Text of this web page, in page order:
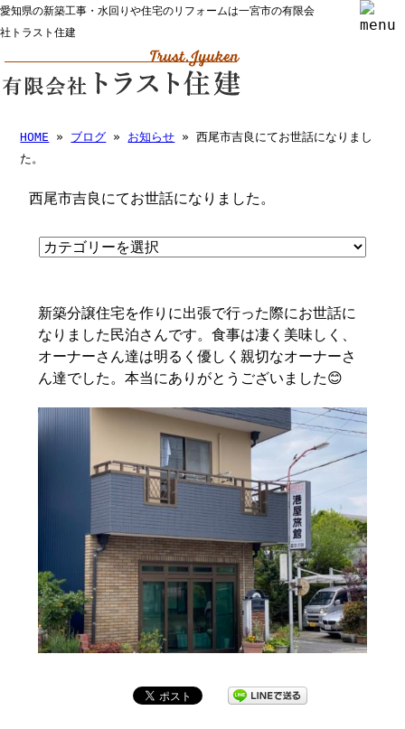
愛知県の新築工事・水回りや住宅のリフォームは一宮市の有限会
社トラスト住建
HOME » ブログ » お知らせ » 西尾市吉良にてお世話になりまし
た。
西尾市吉良にてお世話になりました。
新築分譲住宅を作りに出張で行った際にお世話に
なりました民泊さんです。食事は凄く美味しく、
オーナーさん達は明るく優しく親切なオーナーさ
ん達でした。本当にありがとうございました😊